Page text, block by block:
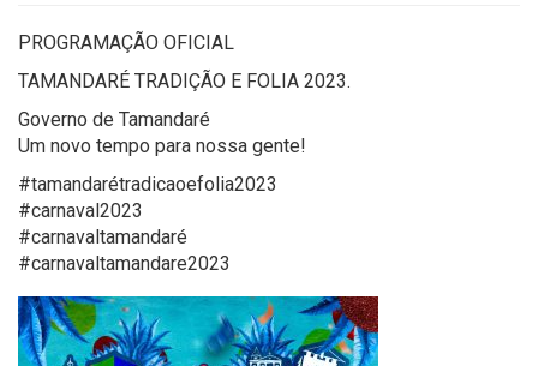
PROGRAMAÇÃO OFICIAL
TAMANDARÉ TRADIÇÃO E FOLIA 2023.
Governo de Tamandaré
Um novo tempo para nossa gente!
#tamandarétradicaoefolia2023
#carnaval2023
#carnavaltamandaré
#carnavaltamandare2023